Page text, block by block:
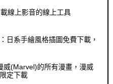
線上影音的線上工具
日系手繪風格插圖免費下載，
威(Marvel)的所有漫畫，漫威
定下載